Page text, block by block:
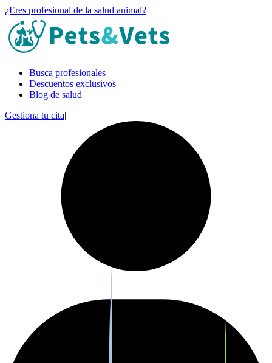
¿Eres profesional de la salud animal?
Busca profesionales
Descuentos exclusivos
Blog de salud
Gestiona tu cita|